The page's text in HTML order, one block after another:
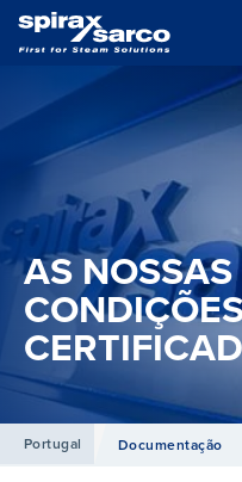
AS
Portugal Documentação